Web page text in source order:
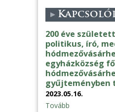
200 éve
politikus, író,
egyházközség
gyűjteményben
2023.05.16.
Tovább